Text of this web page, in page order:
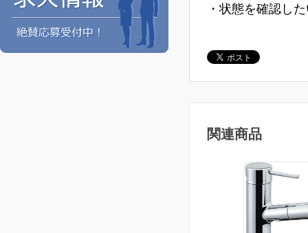
・状態を確認し
関連商品